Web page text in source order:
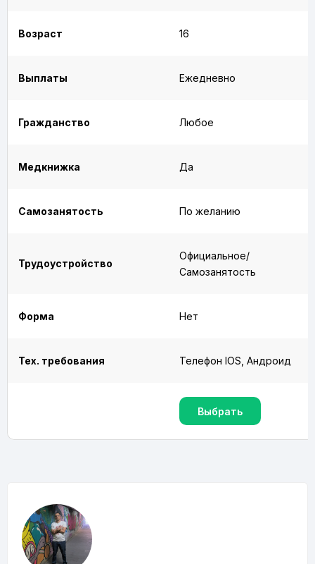
Возраст 16
Выплаты Ежедневно
Гражданство Любое
Медкнижка Да
Самозанятость По желанию
Трудоустройство
Официальное/
Самозанятость
Форма Нет
Тех. требования Телефон IOS, Андроид
Выбрать